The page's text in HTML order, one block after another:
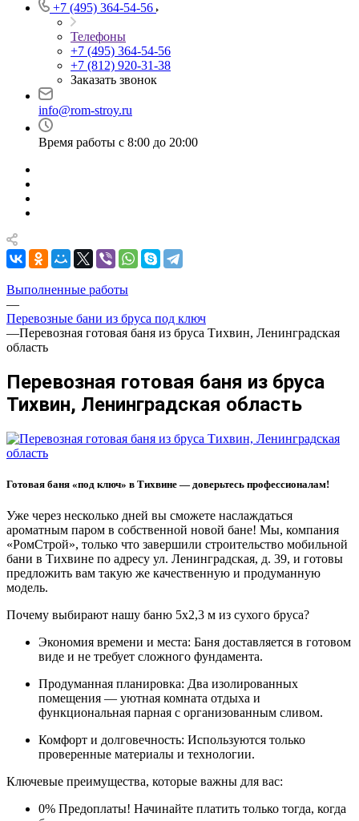
+7 (495) 364-54-56
Телефоны
+7 (495) 364-54-56
+7 (812) 920-31-38
Заказать звонок
info@rom-stroy.ru
Время работы с 8:00 до 20:00
Выполненные работы
—
Перевозные бани из бруса под ключ
—Перевозная готовая баня из бруса Тихвин, Ленинградская
область
Перевозная готовая баня из бруса
Тихвин, Ленинградская область
Готовая баня «под ключ» в Тихвине — доверьтесь профессионалам!
Уже через несколько дней вы сможете наслаждаться
ароматным паром в собственной новой бане! Мы, компания
«РомСтрой», только что завершили строительство мобильной
бани в Тихвине по адресу ул. Ленинградская, д. 39, и готовы
предложить вам такую же качественную и продуманную
модель.
Почему выбирают нашу баню 5х2,3 м из сухого бруса?
Экономия времени и места: Баня доставляется в готовом
виде и не требует сложного фундамента.
Продуманная планировка: Два изолированных
помещения — уютная комната отдыха и
функциональная парная с организованным сливом.
Комфорт и долговечность: Используются только
проверенные материалы и технологии.
Ключевые преимущества, которые важны для вас:
0% Предоплаты! Начинайте платить только тогда, когда